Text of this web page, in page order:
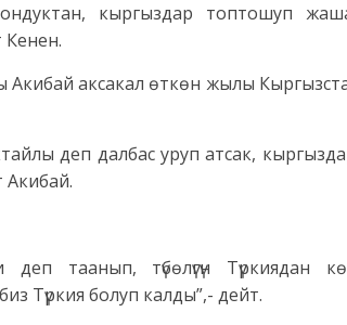
кыргыздар топтошуп
Кенен.
аксакал өткөн жылы
деп далбас уруп атсак,
Акибай.
таанып, түбөлүгүн Түркиядан
Түркия болуп калды”,- дейт.